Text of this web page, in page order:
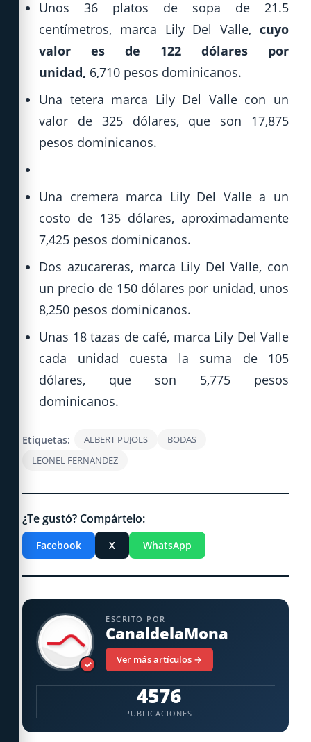
Unos 36 platos de sopa de 21.5
centímetros, marca Lily Del Valle, cuyo
valor es de 122 dólares por
unidad, 6,710 pesos dominicanos.
Una tetera marca Lily Del Valle con un
valor de 325 dólares, que son 17,875
pesos dominicanos.
Una cremera marca Lily Del Valle a un
costo de 135 dólares, aproximadamente
7,425 pesos dominicanos.
Dos azucareras, marca Lily Del Valle, con
un precio de 150 dólares por unidad, unos
8,250 pesos dominicanos.
Unas 18 tazas de café, marca Lily Del Valle
cada unidad cuesta la suma de 105
dólares, que son 5,775 pesos
dominicanos.
Etiquetas: ALBERT PUJOLS
BODAS
LEONEL FERNANDEZ
¿Te gustó? Compártelo:
Facebook X WhatsApp
✓
ESCRITO POR
CanaldelaMona
Ver más artículos →
4576
PUBLICACIONES